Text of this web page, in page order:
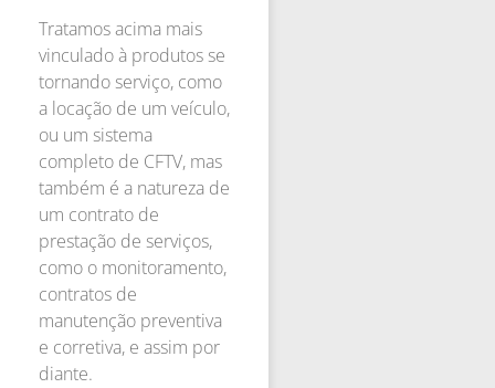
Tratamos acima mais
vinculado à produtos se
tornando serviço, como
a locação de um veículo,
ou um sistema
completo de CFTV, mas
também é a natureza de
um contrato de
prestação de serviços,
como o monitoramento,
contratos de
manutenção preventiva
e corretiva, e assim por
diante.